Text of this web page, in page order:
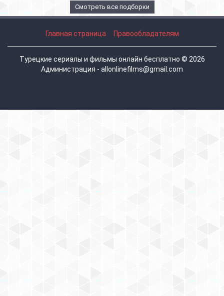
Смотреть все подборки
Главная страница Правообладателям
Турецкие сериалы и фильмы онлайн бесплатно © 2026
Администрация - allonlinefilms@gmail.com